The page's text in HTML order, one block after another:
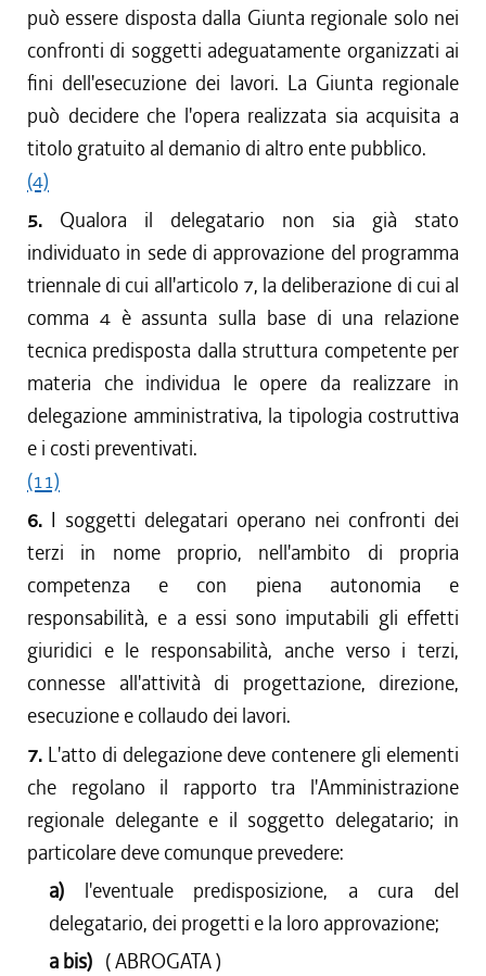
può essere disposta dalla Giunta regionale solo nei
confronti di soggetti adeguatamente organizzati ai
fini dell'esecuzione dei lavori. La Giunta regionale
può decidere che l'opera realizzata sia acquisita a
titolo gratuito al demanio di altro ente pubblico.
(4)
5. Qualora il delegatario non sia già stato
individuato in sede di approvazione del programma
triennale di cui all'articolo 7, la deliberazione di cui al
comma 4 è assunta sulla base di una relazione
tecnica predisposta dalla struttura competente per
materia che individua le opere da realizzare in
delegazione amministrativa, la tipologia costruttiva
e i costi preventivati.
(11)
6. I soggetti delegatari operano nei confronti dei
terzi in nome proprio, nell'ambito di propria
competenza e con piena autonomia e
responsabilità, e a essi sono imputabili gli effetti
giuridici e le responsabilità, anche verso i terzi,
connesse all'attività di progettazione, direzione,
esecuzione e collaudo dei lavori.
7. L'atto di delegazione deve contenere gli elementi
che regolano il rapporto tra l'Amministrazione
regionale delegante e il soggetto delegatario; in
particolare deve comunque prevedere:
a) l'eventuale predisposizione, a cura del
delegatario, dei progetti e la loro approvazione;
a bis) ( ABROGATA )